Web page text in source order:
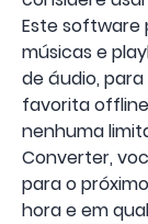
Este software
músicas e
de áudio,
favorita
nenhuma
Converter,
para o
hora e em